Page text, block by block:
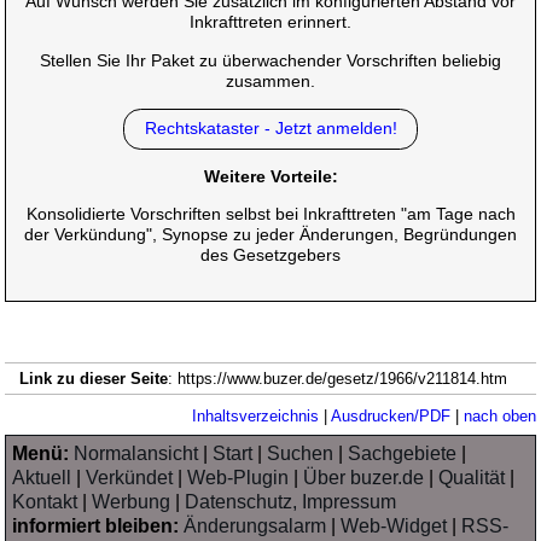
Inkrafttreten erinnert.
Stellen Sie Ihr Paket zu überwachender Vorschriften beliebig
zusammen.
Rechtskataster - Jetzt anmelden!
Weitere Vorteile:
Konsolidierte Vorschriften selbst bei Inkrafttreten "am Tage nach
der Verkündung", Synopse zu jeder Änderungen, Begründungen
des Gesetzgebers
Link zu dieser Seite: https://www.buzer.de/gesetz/1966/v211814.htm
Inhaltsverzeichnis Ausdrucken/PDF| nach oben
Menü: Normalansicht| Start| Suchen Sachgebiete
Aktuell
|Verkündet|Web-Plugin Über buzer.de |Qualität|
Kontakt|Werbung
Datenschutz, Impressum
informiert bleiben: Änderungsalarm |Web-Widget|
RSS-